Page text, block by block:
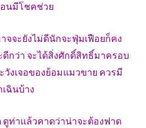
นมีโชคช่วย
จจะยังไม่ดีนักจะฟุ่มเฟือยก็คง
ดีกว่า จะได้สิ่งศักดิ์สิทธิ์มาครอบ
วังเจอของย้อมแมวขาย ควรมี
ฉินบ้าง
ดูท่าแล้วคาดว่าน่าจะต้องฟาด